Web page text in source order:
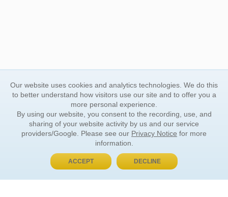
BUY NOW, PAY LATER
Our website uses cookies and analytics technologies. We do this
to better understand how visitors use our site and to offer you a
more personal experience.
By using our website, you consent to the recording, use, and
sharing of your website activity by us and our service
providers/Google. Please see our Privacy Notice for more
information.
ACCEPT DECLINE